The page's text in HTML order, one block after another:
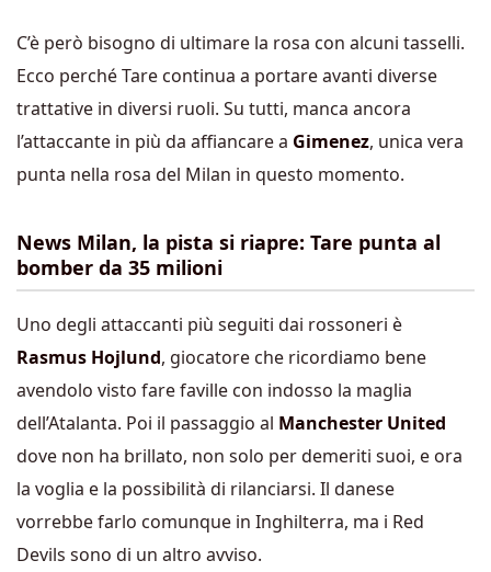
C’è però bisogno di ultimare la rosa con alcuni tasselli.
Ecco perché Tare continua a portare avanti diverse
trattative in diversi ruoli. Su tutti, manca ancora
l’attaccante in più da affiancare a Gimenez, unica vera
punta nella rosa del Milan in questo momento.
News Milan, la pista si riapre: Tare punta al
bomber da 35 milioni
Uno degli attaccanti più seguiti dai rossoneri è
Rasmus Hojlund, giocatore che ricordiamo bene
avendolo visto fare faville con indosso la maglia
dell’Atalanta. Poi il passaggio al Manchester United
dove non ha brillato, non solo per demeriti suoi, e ora
la voglia e la possibilità di rilanciarsi. Il danese
vorrebbe farlo comunque in Inghilterra, ma i Red
Devils sono di un altro avviso.